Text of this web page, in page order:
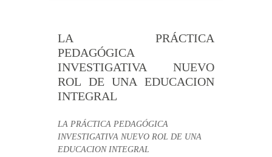
LA PRÁCTICA
PEDAGÓGICA
INVESTIGATIVA NUEVO
ROL DE UNA EDUCACION
INTEGRAL
LA PRÁCTICA PEDAGÓGICA
INVESTIGATIVA NUEVO ROL DE UNA
EDUCACION INTEGRAL